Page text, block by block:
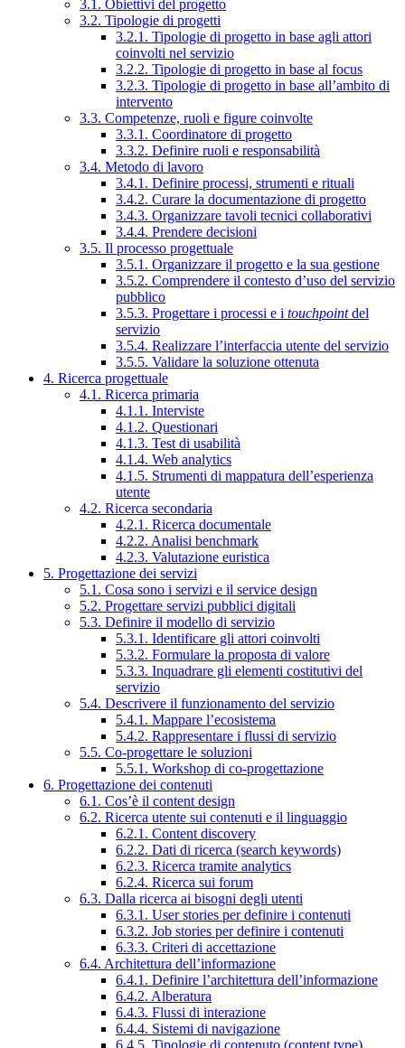
3.1. Obiettivi del progetto
3.2. Tipologie di progetti
3.2.1. Tipologie di progetto in base agli attori
coinvolti nel servizio
3.2.2. Tipologie di progetto in base al focus
3.2.3. Tipologie di progetto in base all’ambito di
intervento
3.3. Competenze, ruoli e figure coinvolte
3.3.1. Coordinatore di progetto
3.3.2. Definire ruoli e responsabilità
3.4. Metodo di lavoro
3.4.1. Definire processi, strumenti e rituali
3.4.2. Curare la documentazione di progetto
3.4.3. Organizzare tavoli tecnici collaborativi
3.4.4. Prendere decisioni
3.5. Il processo progettuale
3.5.1. Organizzare il progetto e la sua gestione
3.5.2. Comprendere il contesto d’uso del servizio
pubblico
3.5.3. Progettare i processi e i touchpointdel
servizio
3.5.4. Realizzare l’interfaccia utente del servizio
3.5.5. Validare la soluzione ottenuta
4. Ricerca progettuale
4.1. Ricerca primaria
4.1.1. Interviste
4.1.2. Questionari
4.1.3. Test di usabilità
4.1.4. Web analytics
4.1.5. Strumenti di mappatura dell’esperienza
utente
4.2. Ricerca secondaria
4.2.1. Ricerca documentale
4.2.2. Analisi benchmark
4.2.3. Valutazione euristica
5. Progettazione dei servizi
5.1. Cosa sono i servizi e il service design
5.2. Progettare servizi pubblici digitali
5.3. Definire il modello di servizio
5.3.1. Identificare gli attori coinvolti
5.3.2. Formulare la proposta di valore
5.3.3. Inquadrare gli elementi costitutivi del
servizio
5.4. Descrivere il funzionamento del servizio
5.4.1. Mappare l’ecosistema
5.4.2. Rappresentare i flussi di servizio
5.5. Co-progettare le soluzioni
5.5.1. Workshop di co-progettazione
6. Progettazione dei contenuti
6.1. Cos’è il content design
6.2. Ricerca utente sui contenuti e il linguaggio
6.2.1. Content discovery
6.2.2. Dati di ricerca (search keywords)
6.2.3. Ricerca tramite analytics
6.2.4. Ricerca sui forum
6.3. Dalla ricerca ai bisogni degli utenti
6.3.1. User stories per definire i contenuti
6.3.2. Job stories per definire i contenuti
6.3.3. Criteri di accettazione
6.4. Architettura dell’informazione
6.4.1. Definire l’architettura dell’informazione
6.4.2. Alberatura
6.4.3. Flussi di interazione
6.4.4. Sistemi di navigazione
6.4.5. Tipologie di contenuto (content type)